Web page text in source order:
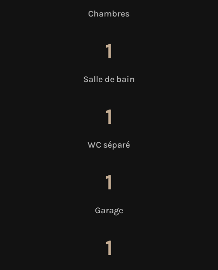
Chambres
1
Salle de bain
1
WC séparé
1
Garage
1